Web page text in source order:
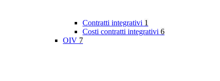
Contratti integrativi 1
Costi contratti integrativi 6
OIV 7